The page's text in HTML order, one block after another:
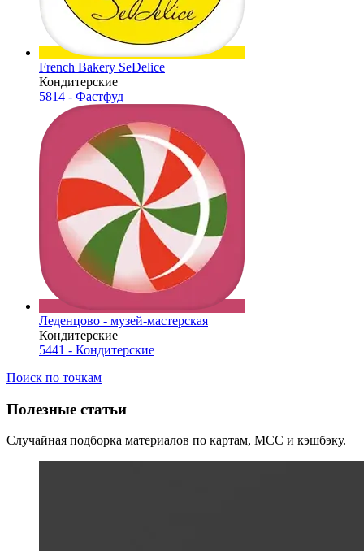
French Bakery SeDelice
Кондитерские
5814 - Фастфуд
Леденцово - музей-мастерская
Кондитерские
5441 - Кондитерские
Поиск по точкам
Полезные статьи
Случайная подборка материалов по картам, MCC и кэшбэку.